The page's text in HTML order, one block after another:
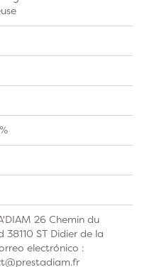
26 Chemin du
38110 ST Didier de la
electrónico :